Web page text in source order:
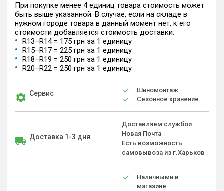
При покупке менее 4 единиц товара стоимость может
быть выше указанной. В случае, если на складе в
нужном городе товара в данный момент нет, к его
стоимости добавляется стоимость доставки.
R13–R14 = 175 грн за 1 единицу
R15–R17 = 225 грн за 1 единицу
R18–R19 = 250 грн за 1 единицу
R20–R22 = 250 грн за 1 единицу
Сервис
Шиномонтаж
Сезонное хранение
Доставка 1-3 дня
Доставляем службой
Новая Почта
Есть возможность
самовывоза из г.Харьков
Наличными в
магазине